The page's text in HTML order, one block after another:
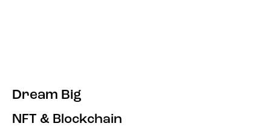
Dream Big
NFT & Blockchain